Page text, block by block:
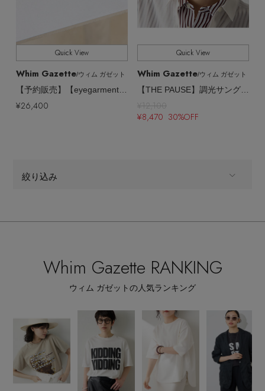
主役級ニットが揃う「シーエフシーエル」の
POP UPがスタート
Quick View
Whim Gazette/ウィム ガゼット
【予約販売】【eyegarment】眼鏡 LUMI GRIS
¥26,400
Quick View
Whim Gazette/ウィム ガゼット
【THE PAUSE】調光サングラス
¥12,100
¥8,470 30%OFF
絞り込み
全てのカラー
全てのサイズ
販売状況 すべて
価格 全ての価格
Whim Gazette RANKING
ウィム ガゼットの人気ランキング